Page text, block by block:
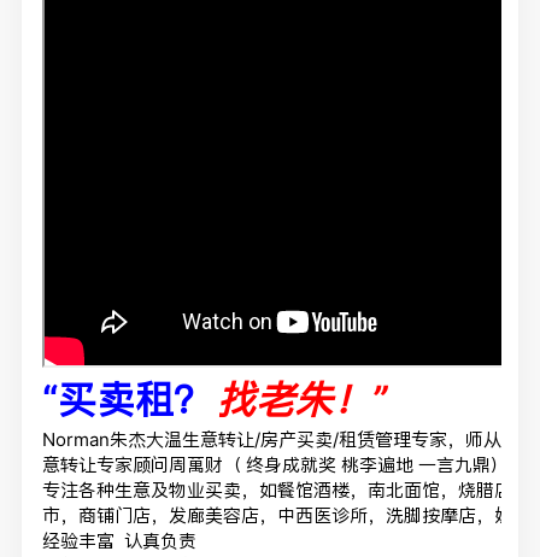
“买卖租？ 找老朱！”
Norman朱杰大温生意转让/房产买卖/租赁管理专家，师从大
意转让专家顾问周萬财（ 终身成就奖 桃李遍地 一言九鼎）
专注各种生意及物业买卖，如餐馆酒楼，南北面馆，烧腊店
市，商铺门店，发廊美容店，中西医诊所，洗脚按摩店，奶茶
经验丰富 认真负责